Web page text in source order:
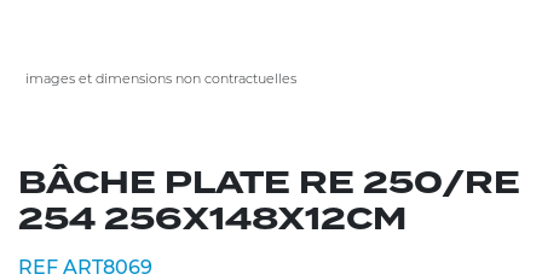
images et dimensions non contractuelles
BÂCHE PLATE RE 250/RE
254 256X148X12CM
REF ART8069